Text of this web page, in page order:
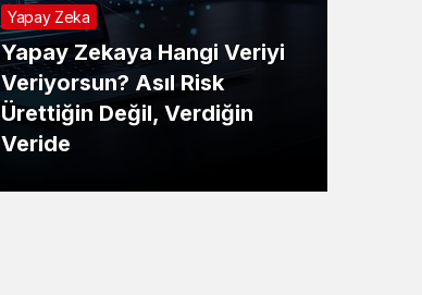
Yapay Zeka
Yapay Zekaya Hangi Veriyi
Veriyorsun? Asıl Risk
Ürettiğin Değil, Verdiğin
Veride